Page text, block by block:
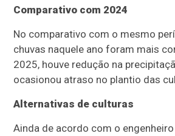
Comparativo com 2024
No comparativo com o mesmo
chuvas naquele ano foram mais
2025, houve redução na
ocasionou atraso no plantio das
Alternativas de culturas
Ainda de acordo com o